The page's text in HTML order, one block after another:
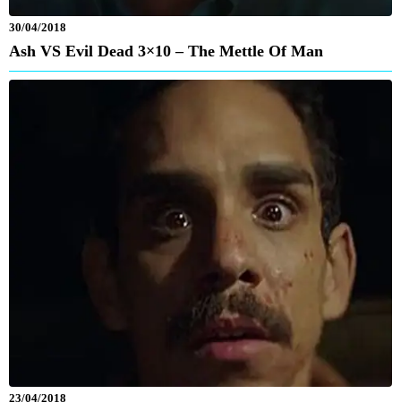
30/04/2018
Ash VS Evil Dead 3×10 – The Mettle Of Man
23/04/2018